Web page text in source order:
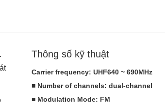
Thông số kỹ thuật
Carrier frequency: UHF640 ~ 690MHz
■ Number of channels: dual-channel
■ Modulation Mode: FM